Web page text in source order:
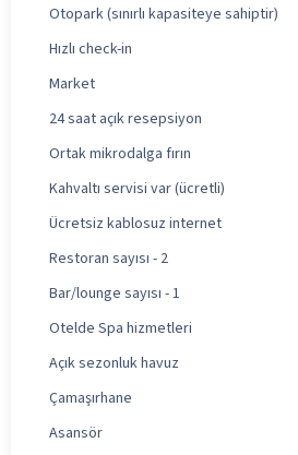
Otopark (sınırlı kapasiteye sahiptir)
Hızlı check-in
Market
24 saat açık resepsiyon
Ortak mikrodalga fırın
Kahvaltı servisi var (ücretli)
Ücretsiz kablosuz internet
Restoran sayısı - 2
Bar/lounge sayısı - 1
Otelde Spa hizmetleri
Açık sezonluk havuz
Çamaşırhane
Asansör